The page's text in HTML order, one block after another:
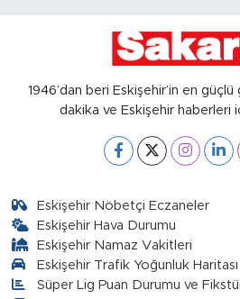
1946’dan beri Eskişehir’in en
dakika ve Eskişehir haberleri
Eskişehir Nöbetçi Eczaneler
Eskişehir Hava Durumu
Eskişehir Namaz Vakitleri
Eskişehir Trafik Yoğunluk Haritası
Süper Lig Puan Durumu ve